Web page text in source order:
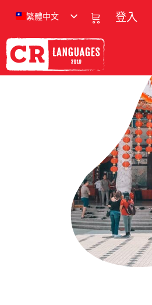
登入
繁體中文